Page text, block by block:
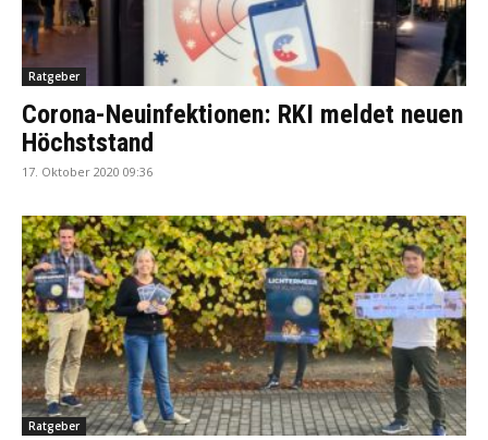
Ratgeber
Corona-Neuinfektionen: RKI meldet neuen
Höchststand
17. Oktober 2020 09:36
Ratgeber